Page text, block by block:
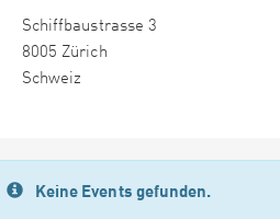
Schiffbaustrasse 3
8005 Zürich
Schweiz
Keine Events gefunden.